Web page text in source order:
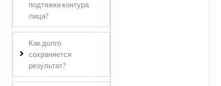
подтяжки контура
лица?
Как долго
сохраняется
результат?